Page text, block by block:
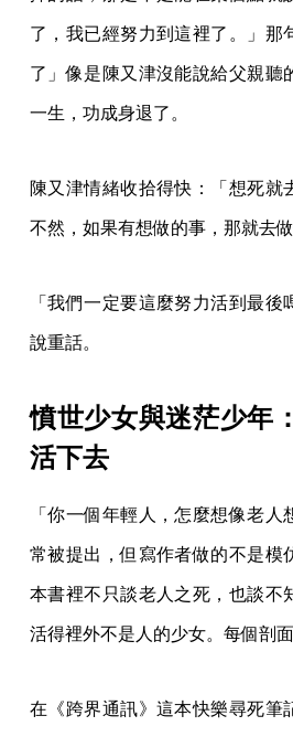
了，我已經努力到這裡了。」那
了」像是陳又津沒能說給父親聽
一生，功成身退了。
陳又津情緒收拾得快：「想死就
不然，如果有想做的事，那就去做
「我們一定要這麼努力活到最
說重話。
憤世少女與迷茫少年
活下去
「你一個年輕人，怎麼想像老
常被提出，但寫作者做的不是模
本書裡不只談老人之死，也談不
活得裡外不是人的少女。每個剖
在《跨界通訊》這本快樂尋死筆